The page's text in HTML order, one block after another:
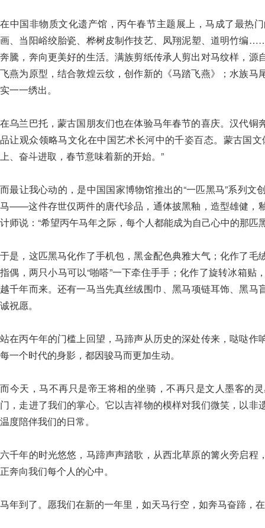
在中国非物质文化遗产馆，丙午春节主题展上，马成了最热
画、当阳峪绞胎瓷、桦树皮制作技艺、凤翔泥塑、道明竹编
奔騰，奔向更美好的生活。满族剪纸传承人剪出对马纹样，
飞燕为原型，结合敦煌云纹，创作新的《马踏飞燕》；水族
实一一绣出。
在乌兰巴托，蒙古国朋友们也在体验马年春节的喜庆。汉代
品让观众领略马文化在中国艺术长河中的千姿百态。蒙古国
上、奋斗进取，春节意味着新的开始。”
而最让我心动的，是中国国家博物馆推出的“一匹黑马”系列
马——这件存世仅两件的唐代珍品，通体披黑釉，造型雄健，
计师说：“希望丙午马年之际，每个人都能成为自己心中的那匹
于是，这匹黑马化作了手机包，黑金配色典雅大气；化作了
指偶，两只小马可以“啪嗒”一下牵住手手；化作了旋转冰箱
越千年而来。还有一马当先真丝绒围巾、黑马项链耳饰、黑
诚祝愿。
站在丙午年的门槛上回望，马蹄声从历史的深处传来，哒哒
每一个时代的身影，都因骏马而更加生动。
而今天，马不再只是帝王将相的坐骑，不再只是文人墨客的
门，走进了我们的掌心。它以吉祥物的模样对我们微笑，以
温度陪伴我们的日常。
六千年的时光悠悠，马蹄声声踏歌，从西北草原的篝火旁启
正奔向我们每个人的心中。
马年到了。愿我们在新的一年里，如天马行空，如奔马奋蹄，